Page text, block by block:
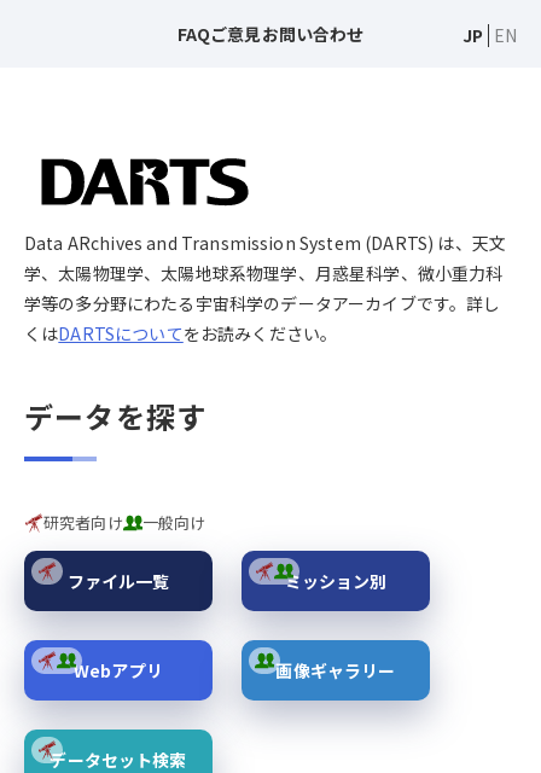
FAQご意見お問い合わせ JP EN
Data ARchives and Transmission System (DARTS) は、天文
学、太陽物理学、太陽地球系物理学、月惑星科学、微小重力科
学等の多分野にわたる宇宙科学のデータアーカイブです。詳し
くはDARTSについてをお読みください。
データを探す
研究者向け 一般向け
ファイル一覧 ミッション別
Webアプリ 画像ギャラリー
データセット検索